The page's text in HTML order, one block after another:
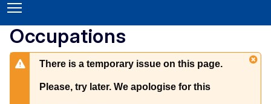
Occupations
There is a temporary issue on this page.
Please, try later. We apologise for this